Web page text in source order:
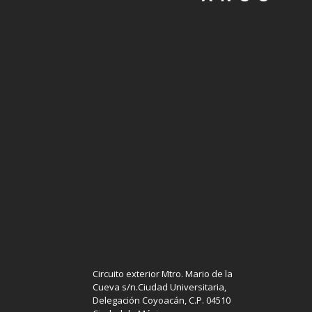
Circuito exterior Mtro. Mario de la
Cueva s/n.Ciudad Universitaria,
Delegación Coyoacán, C.P. 04510